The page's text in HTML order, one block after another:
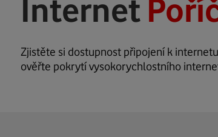
Internet
Zjistěte si dostupnost připojení k
ověřte pokrytí vysokorychlostního